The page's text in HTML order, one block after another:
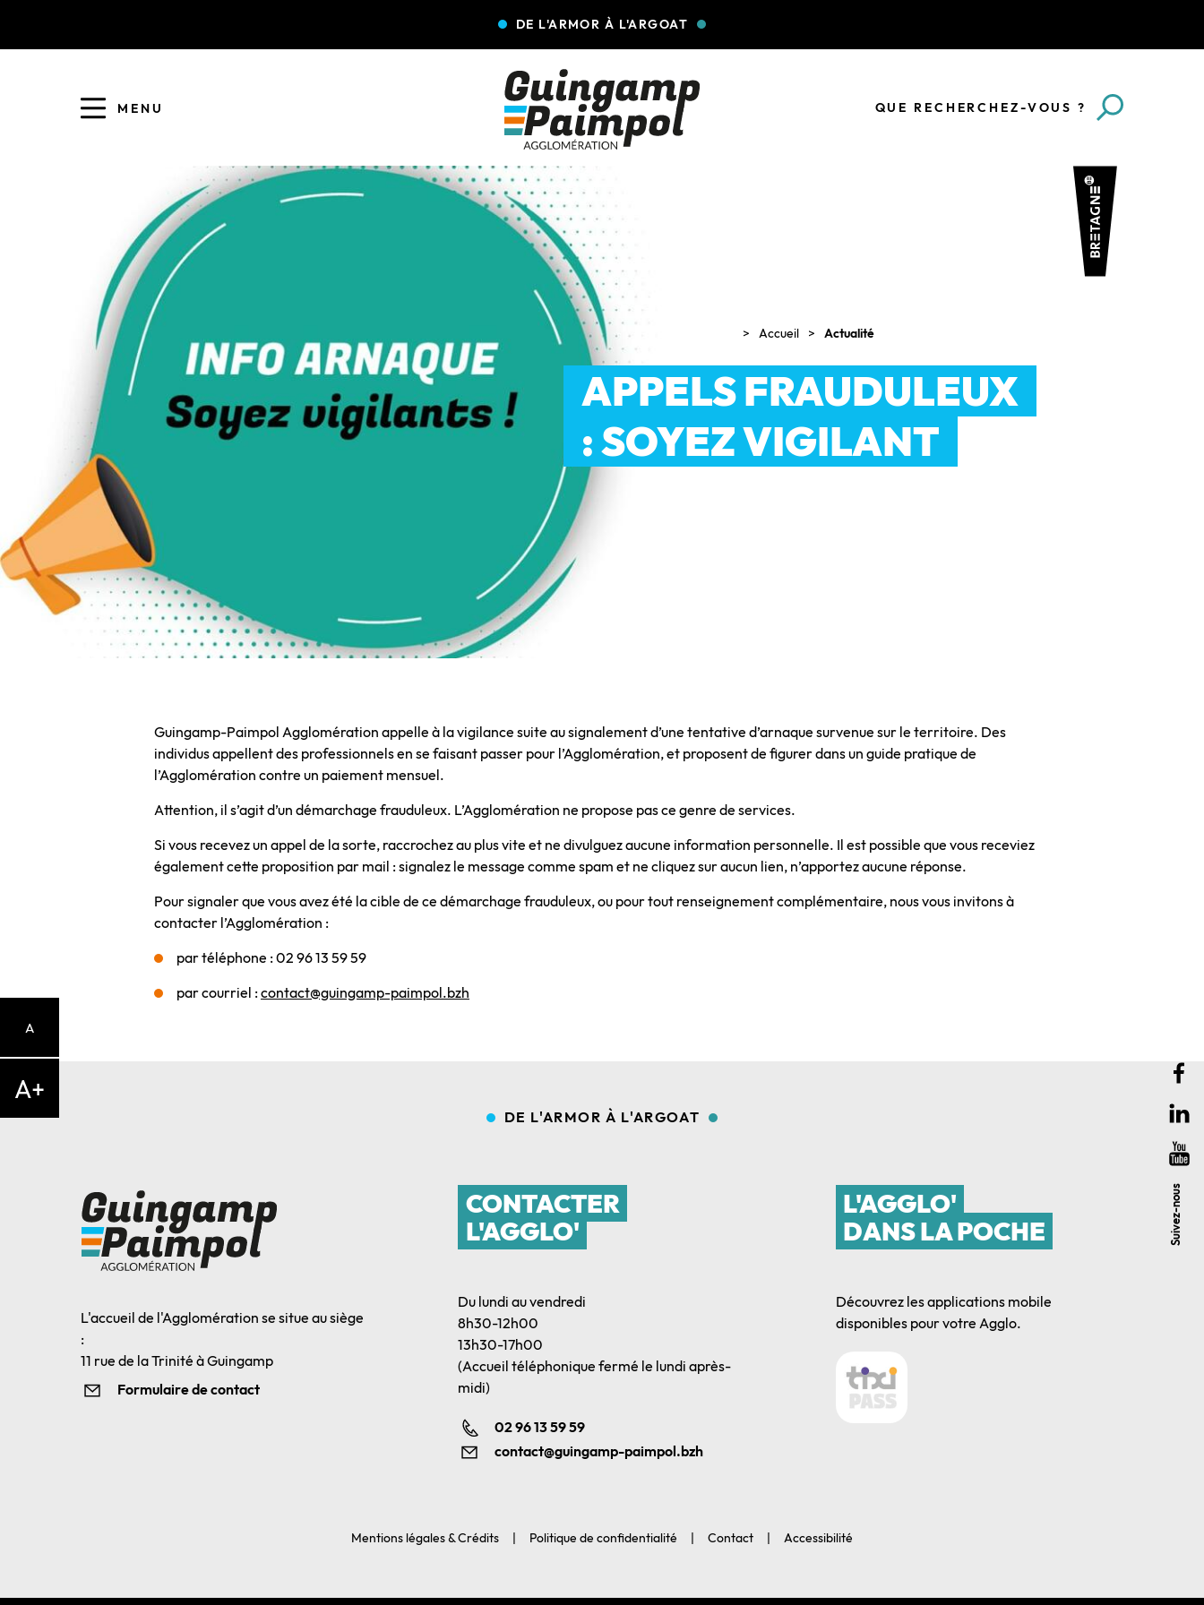
DE L'ARMOR À L'ARGOAT
MENU QUE RECHERCHEZ-VOUS ?
ENFANCE JEUNESSE
ASSOCIATIONS PISCINES
Suivez-nous
Accueil Actualité
APPELS FRAUDULEUX
: SOYEZ VIGILANT
A
A+
Guingamp-Paimpol Agglomération appelle à la vigilance suite au signalement d’une tentative d’arnaque survenue sur le territoire. Des
individus appellent des professionnels en se faisant passer pour l’Agglomération, et proposent de figurer dans un guide pratique de
l’Agglomération contre un paiement mensuel.
Attention, il s’agit d’un démarchage frauduleux. L’Agglomération ne propose pas ce genre de services.
Si vous recevez un appel de la sorte, raccrochez au plus vite et ne divulguez aucune information personnelle. Il est possible que vous receviez
également cette proposition par mail : signalez le message comme spam et ne cliquez sur aucun lien, n’apportez aucune réponse.
Pour signaler que vous avez été la cible de ce démarchage frauduleux, ou pour tout renseignement complémentaire, nous vous invitons à
contacter l’Agglomération :
par téléphone : 02 96 13 59 59
par courriel :contact@guingamp-paimpol.bzh
DE L'ARMOR À L'ARGOAT
L'accueil de l'Agglomération se situe au siège
:
11 rue de la Trinité à Guingamp
Formulaire de contact
CONTACTER
L'AGGLO'
Du lundi au vendredi
8h30-12h00
13h30-17h00
(Accueil téléphonique fermé le lundi après-
midi)
02 96 13 59 59
contact@guingamp-paimpol.bzh
L'AGGLO'
DANS LA POCHE
Découvrez les applications mobile
disponibles pour votre Agglo.
Mentions légales & Crédits Politique de confidentialité Contact Accessibilité